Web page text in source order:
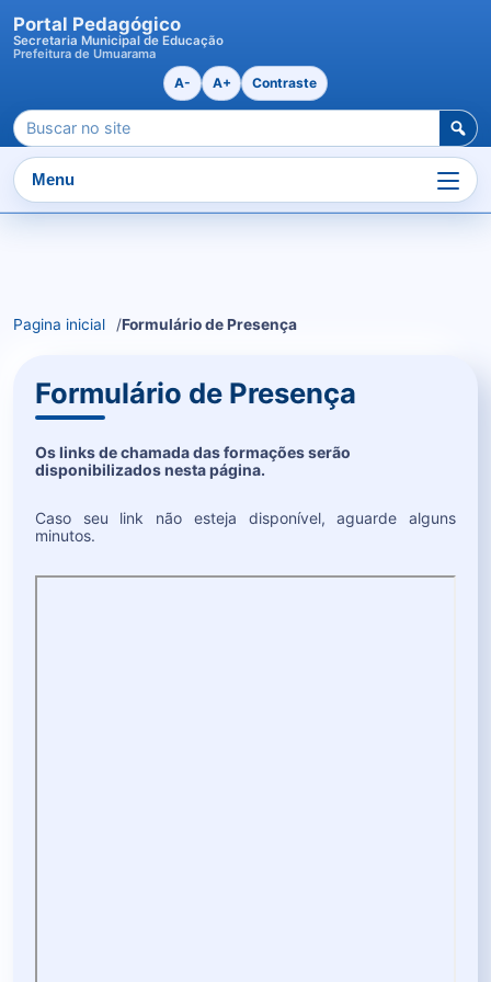
conteudo
Portal Pedagógico
Secretaria Municipal de Educação
Prefeitura de Umuarama
A- A+ Contraste
Pesquisar
por:
Menu
Pagina inicial Formulário de Presença
Formulário de Presença
Os links de chamada das formações serão
disponibilizados nesta página.
Caso seu link não esteja disponível, aguarde alguns
minutos.